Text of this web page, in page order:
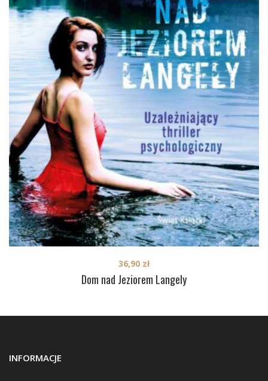
Dom nad Jeziorem Langely
36,90 zł
INFORMACJE